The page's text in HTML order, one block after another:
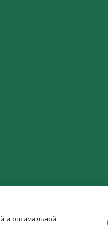
и оптимальной